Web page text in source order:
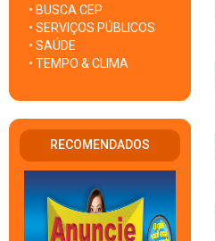
• BUSCA CEP
• SERVIÇOS PÚBLICOS
• SAÚDE
• TEMPO & CLIMA
RECOMENDADOS